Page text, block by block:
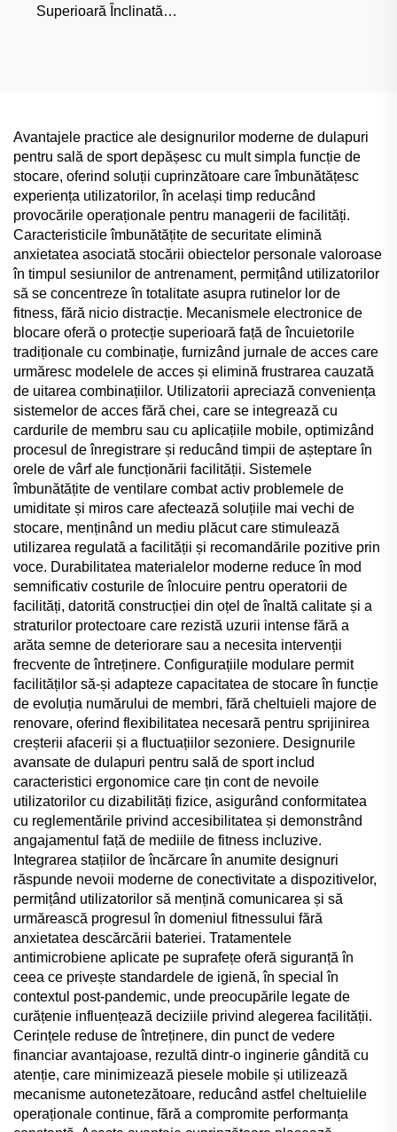
Superioară Înclinată
Avantajele practice ale designurilor moderne de dulapuri
pentru sală de sport depășesc cu mult simpla funcție de
stocare, oferind soluții cuprinzătoare care îmbunătățesc
experiența utilizatorilor, în același timp reducând
provocările operaționale pentru managerii de facilități.
Caracteristicile îmbunătățite de securitate elimină
anxietatea asociată stocării obiectelor personale valoroase
în timpul sesiunilor de antrenament, permițând utilizatorilor
să se concentreze în totalitate asupra rutinelor lor de
fitness, fără nicio distracție. Mecanismele electronice de
blocare oferă o protecție superioară față de încuietorile
tradiționale cu combinație, furnizând jurnale de acces care
urmăresc modelele de acces și elimină frustrarea cauzată
de uitarea combinațiilor. Utilizatorii apreciază conveniența
sistemelor de acces fără chei, care se integrează cu
cardurile de membru sau cu aplicațiile mobile, optimizând
procesul de înregistrare și reducând timpii de așteptare în
orele de vârf ale funcționării facilității. Sistemele
îmbunătățite de ventilare combat activ problemele de
umiditate și miros care afectează soluțiile mai vechi de
stocare, menținând un mediu plăcut care stimulează
utilizarea regulată a facilității și recomandările pozitive prin
voce. Durabilitatea materialelor moderne reduce în mod
semnificativ costurile de înlocuire pentru operatorii de
facilități, datorită construcției din oțel de înaltă calitate și a
straturilor protectoare care rezistă uzurii intense fără a
arăta semne de deteriorare sau a necesita intervenții
frecvente de întreținere. Configurațiile modulare permit
facilităților să-și adapteze capacitatea de stocare în funcție
de evoluția numărului de membri, fără cheltuieli majore de
renovare, oferind flexibilitatea necesară pentru sprijinirea
creșterii afacerii și a fluctuațiilor sezoniere. Designurile
avansate de dulapuri pentru sală de sport includ
caracteristici ergonomice care țin cont de nevoile
utilizatorilor cu dizabilități fizice, asigurând conformitatea
cu reglementările privind accesibilitatea și demonstrând
angajamentul față de mediile de fitness incluzive.
Integrarea stațiilor de încărcare în anumite designuri
răspunde nevoii moderne de conectivitate a dispozitivelor,
permițând utilizatorilor să mențină comunicarea și să
urmărească progresul în domeniul fitnessului fără
anxietatea descărcării bateriei. Tratamentele
antimicrobiene aplicate pe suprafețe oferă siguranță în
ceea ce privește standardele de igienă, în special în
contextul post-pandemic, unde preocupările legate de
curățenie influențează deciziile privind alegerea facilității.
Cerințele reduse de întreținere, din punct de vedere
financiar avantajoase, rezultă dintr-o inginerie gândită cu
atenție, care minimizează piesele mobile și utilizează
mecanisme autonetezătoare, reducând astfel cheltuielile
operaționale continue, fără a compromite performanța